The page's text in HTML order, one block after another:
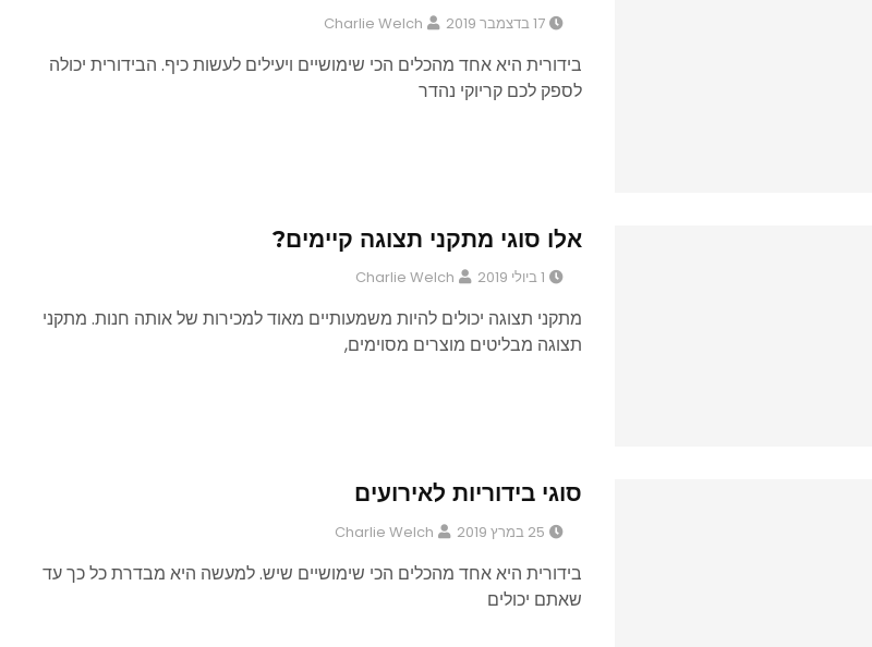
17 בדצמבר 2019 Charlie Welch
בידורית היא אחד מהכלים הכי שימושיים ויעילים לעשות כיף. הבידורית יכולה
לספק לכם קריוקי נהדר
אלו סוגי מתקני תצוגה קיימים?
1 ביולי 2019 Charlie Welch
מתקני תצוגה יכולים להיות משמעותיים מאוד למכירות של אותה חנות. מתקני
תצוגה מבליטים מוצרים מסוימים,
סוגי בידוריות לאירועים
25 במרץ 2019 Charlie Welch
בידורית היא אחד מהכלים הכי שימושיים שיש. למעשה היא מבדרת כל כך עד
שאתם יכולים